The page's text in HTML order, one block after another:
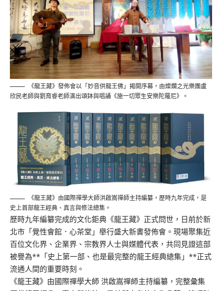
《龍王藏》發佈會以「妙音供龍王佛」揭開序幕，由燦爛之光樂團盧
欣民老師與劉育睿老師演出頌鉢與唱誦《施一切眾生安樂陀羅尼》。
《龍王藏》由國際禪學大師洪啟嵩禪師主持編纂，歷時九年完成，是
史上首部龍王經典、真言與修法總集。
歷時九年編纂完成的文化鉅典《龍王藏》正式問世，日前於新
北市「覺性會館．心茶堂」舉行盛大新書發佈會。現場聚集近
百位文化界、企業界、宗教界人士與媒體代表，共同見證這部
被譽為**「史上第一部、也是最完整的龍王經典總集」**正式
流通人間的重要時刻。
《龍王藏》由國際禪學大師 洪啟嵩禪師主持編纂，完整彙集